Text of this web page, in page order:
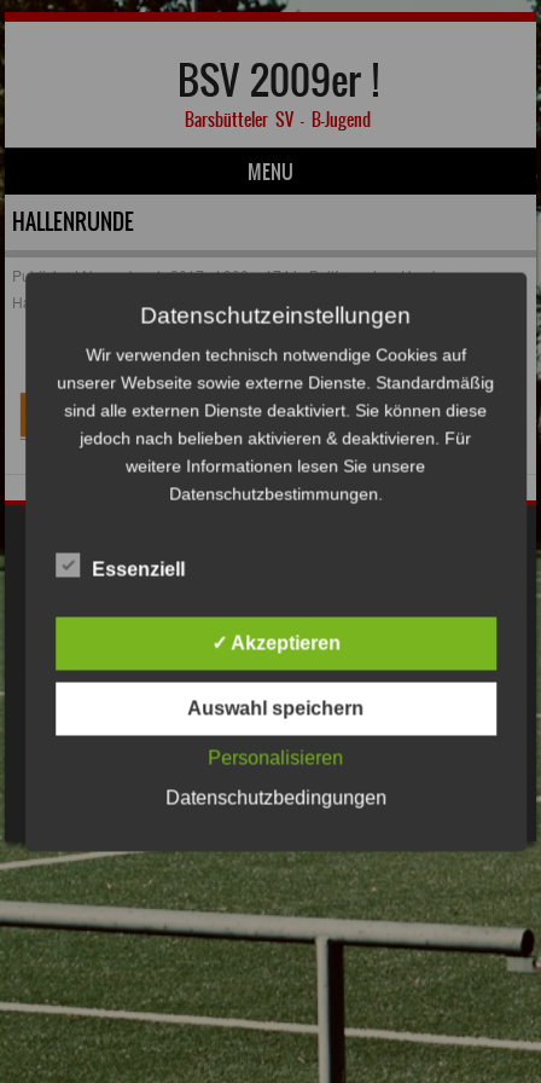
BSV 2009er !
Barsbütteler SV – B-Jugend
MENU
Skip to content
HALLENRUNDE
PublishedNovember 1, 2017at900 × 174inBallfreunde – Hamburger
Hallenmeisterschaft 2017/2018
© Bsv2009er.de 2017 Alle Rechte vorbehalten
Datenschutzeinstellungen
Wir verwenden technisch notwendige Cookies auf
unserer Webseite sowie externe Dienste. Standardmäßig
sind alle externen Dienste deaktiviert. Sie können diese
jedoch nach belieben aktivieren & deaktivieren. Für
weitere Informationen lesen Sie unsere
Datenschutzbestimmungen.
Essenziell
✓ Akzeptieren
Auswahl speichern
Personalisieren
Datenschutzbedingungen